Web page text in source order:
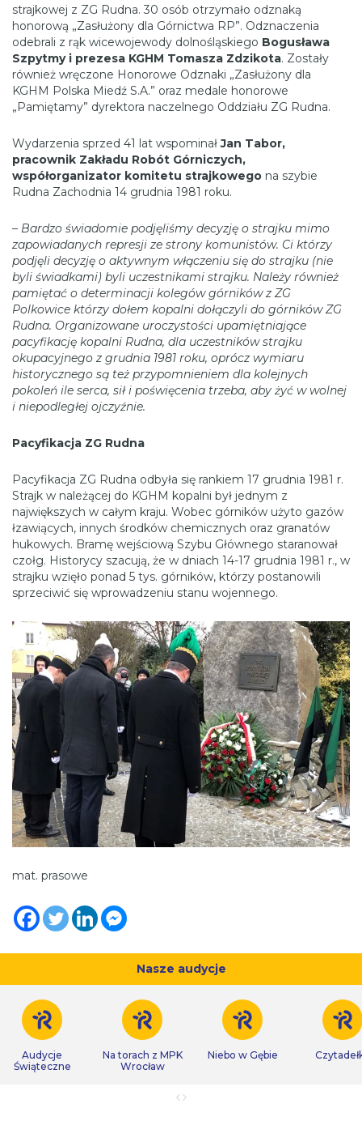
strajkowej z ZG Rudna. 30 osób otrzymało odznaką
honorową „Zasłużony dla Górnictwa RP”. Odznaczenia
odebrali z rąk wicewojewody dolnośląskiego Bogusława
Szpytmy i prezesa KGHM Tomasza Zdzikota. Zostały
również wręczone Honorowe Odznaki „Zasłużony dla
KGHM Polska Miedź S.A.” oraz medale honorowe
„Pamiętamy” dyrektora naczelnego Oddziału ZG Rudna.
Wydarzenia sprzed 41 lat wspominałJan Tabor,
pracownik Zakładu Robót Górniczych,
współorganizator komitetu strajkowego na szybie
Rudna Zachodnia 14 grudnia 1981 roku.
– Bardzo świadomie podjęliśmy decyzję o strajku mimo
zapowiadanych represji ze strony komunistów. Ci którzy
podjęli decyzję o aktywnym włączeniu się do strajku (nie
byli świadkami) byli uczestnikami strajku. Należy również
pamiętać o determinacji kolegów górników z ZG
Polkowice którzy dołem kopalni dołączyli do górników ZG
Rudna. Organizowane uroczystości upamiętniające
pacyfikację kopalni Rudna, dla uczestników strajku
okupacyjnego z grudnia 1981 roku, oprócz wymiaru
historycznego są też przypomnieniem dla kolejnych
pokoleń ile serca, sił i poświęcenia trzeba, aby żyć w wolnej
i niepodległej ojczyźnie.
Pacyfikacja ZG Rudna
Pacyfikacja ZG Rudna odbyła się rankiem 17 grudnia 1981 r.
Strajk w należącej do KGHM kopalni był jednym z
największych w całym kraju. Wobec górników użyto gazów
łzawiących, innych środków chemicznych oraz granatów
hukowych. Bramę wejściową Szybu Głównego staranował
czołg. Historycy szacują, że w dniach 14-17 grudnia 1981 r., w
strajku wzięło ponad 5 tys. górników, którzy postanowili
sprzeciwić się wprowadzeniu stanu wojennego.
mat. prasowe
Nasze audycje
Audycje
Świąteczne
Na torach z MPK
Wrocław
Niebo w Gębie